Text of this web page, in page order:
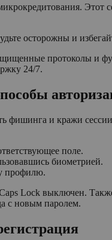
Этот
осторожны и
протоколы и
24/7.
фишинга и кражи
поле.
биометрией.
профилю.
Lock выключен.
с новым паролем.